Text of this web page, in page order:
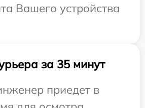
Вашего устройства
за 35 минут
приедет в